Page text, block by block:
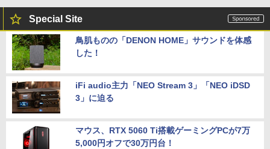
Special Site
鳥肌ものの「DENON HOME」サウンドを体感
した！
iFi audio主力「NEO Stream 3」「NEO iDSD
3」に迫る
マウス、RTX 5060 Ti搭載ゲーミングPCが7万
5,000円オフで30万円台！